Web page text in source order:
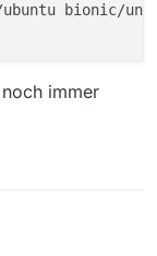
bionic/
immer